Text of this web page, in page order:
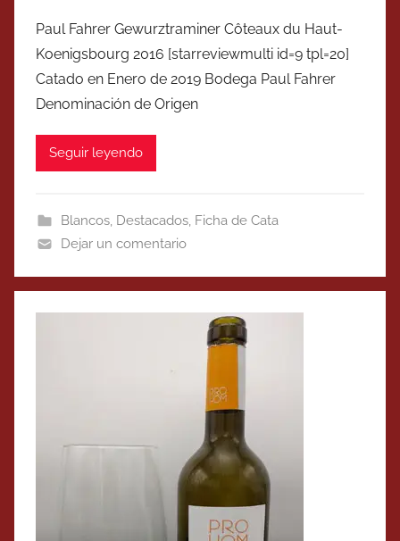
Paul Fahrer Gewurztraminer Côteaux du Haut-
Koenigsbourg 2016 [starreviewmulti id=9 tpl=20]
Catado en Enero de 2019 Bodega Paul Fahrer
Denominación de Origen
Seguir leyendo
Blancos, Destacados, Ficha de Cata
Dejar un comentario